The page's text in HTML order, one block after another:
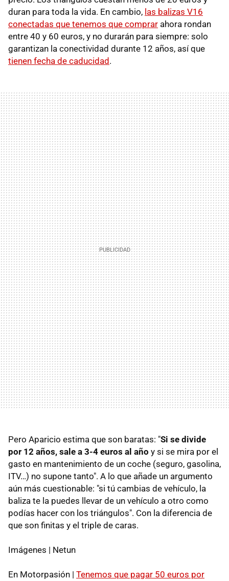
duran para toda la vida. En cambio, las balizas V16
conectadas que tenemos que comprar ahora rondan
entre 40 y 60 euros, y no durarán para siempre: solo
garantizan la conectividad durante 12 años, así que
tienen fecha de caducidad .
Pero Aparicio estima que son baratas: "Si se divide
por 12 años, sale a 3-4 euros al año y si se mira por el
gasto en mantenimiento de un coche (seguro, gasolina,
ITV…) no supone tanto". A lo que añade un argumento
aún más cuestionable: "si tú cambias de vehículo, la
baliza te la puedes llevar de un vehículo a otro como
podías hacer con los triángulos". Con la diferencia de
que son finitas y el triple de caras.
Imágenes | Netun
En Motorpasión | Tenemos que pagar 50 euros por